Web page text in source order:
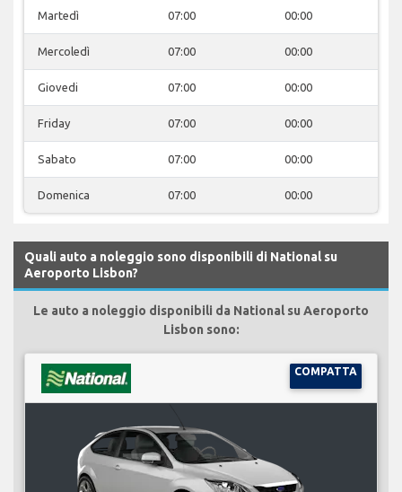
Martedì 07:00 00:00
Mercoledì 07:00 00:00
Giovedi 07:00 00:00
Friday 07:00 00:00
Sabato 07:00 00:00
Domenica 07:00 00:00
Quali auto a noleggio sono disponibili di National su
Aeroporto Lisbon?
Le auto a noleggio disponibili da National su Aeroporto
Lisbon sono:
COMPATTA